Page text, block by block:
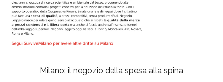
Milano: il negozio della spesa alla spina